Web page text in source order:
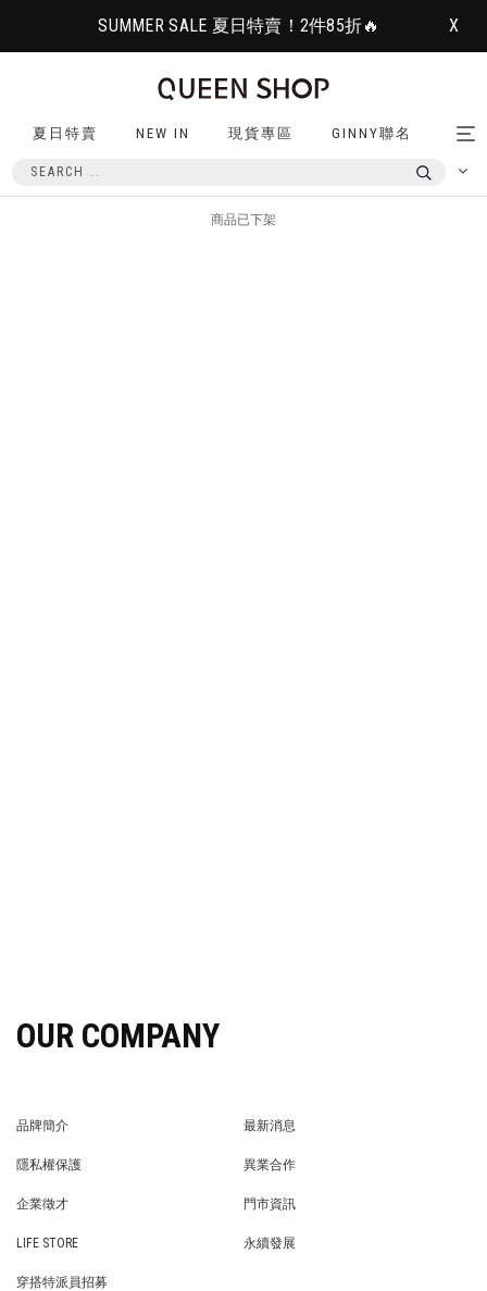
SUMMER SALE 夏日特賣！2件85折🔥 X
夏日特賣 NEW IN 現貨專區 GINNY聯名
商品已下架
OUR COMPANY
品牌簡介
最新消息
隱私權保護
異業合作
企業徵才
門市資訊
LIFE STORE
永續發展
穿搭特派員招募